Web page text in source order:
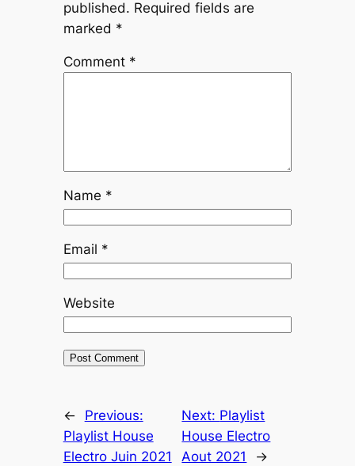
published. Required fields are
marked *
Comment *
Name *
Email *
Website
←
Previous:
Playlist House
Electro Juin 2021
Next: Playlist
House Electro
Aout 2021
→